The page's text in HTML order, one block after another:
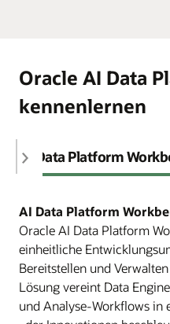
Oracle AI Data
kennenlernen
AI Data Platform
AI Data Platform
Oracle AI Data Platform
einheitliche
Bereitstellen und
Lösung vereint Data
und Analyse-Workflows in